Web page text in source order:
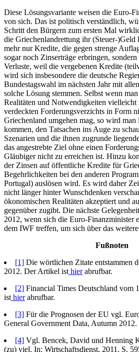
Diese Lösungsvariante weisen die Euro-
von sich. Das ist politisch verständlich,
Schritt den Bürgern zum ersten Mal
die Griechenlandrettung ihr (Steuer-)Geld
mehr nur Kredite, die gegen strenge
sogar noch Zinserträge erbringen,
Verluste, weil die vergebenen Kredite
wird sich insbesondere die deutsche
Bundestagswahl im nächsten Jahr mit
solche Lösung stemmen. Selbst wenn
Realitäten und Notwendigkeiten vielleicht
verdeckten Forderungsverzichts in Form
Griechenland umgehen mag, so wird
kommen, den Tatsachen ins Auge zu
Szenarien und die ihnen zugrunde
das angestrebte Ziel ohne einen
Gläubiger nicht zu erreichen ist. Hinzu
der Zinsen auf öffentliche Kredite für
Begehrlichkeiten bei den anderen
Portugal) auslösen wird. Es wird daher
nicht länger hinter Wunschdenken
ökonomischen Realitäten akzeptiert und
gegenüber zugibt. Die nächste
2012, wenn sich die Euro-Finanzminister
dem IWF treffen, um sich über das
Fußnoten
[1] Die wörtlichen Zitate entstammen
2012. Der Artikel ist hierabrufbar.
[2] Financial Times Deutschland vom
ist hierabrufbar.
[3] Für die Prognosen der EU vgl.
General Government Data, Autumn 2012.
[4] Vgl. Bencek, David und Henning
(zu) viel. In: Wirtschaftsdienst, 2011, S.